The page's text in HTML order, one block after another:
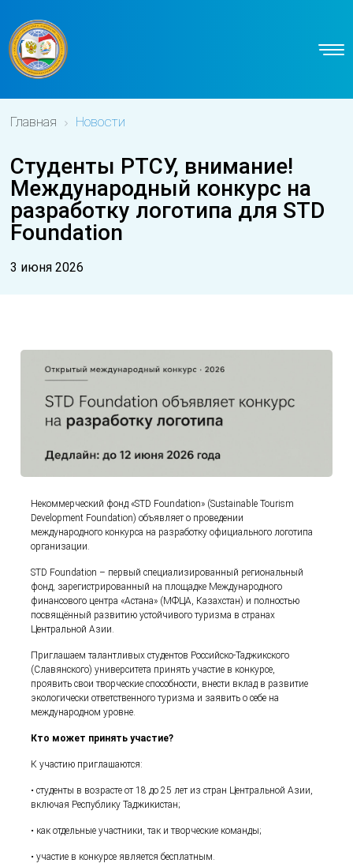
Главная Новости
Студенты РТСУ, внимание!
Международный конкурс на
разработку логотипа для STD
Foundation
3 июня 2026
Некоммерческий фонд «STD Foundation» (Sustainable Tourism
Development Foundation) объявляет о проведении
международного конкурса на разработку официального логотипа
организации.
STD Foundation – первый специализированный региональный
фонд, зарегистрированный на площадке Международного
финансового центра «Астана» (МФЦА, Казахстан) и полностью
посвящённый развитию устойчивого туризма в странах
Центральной Азии.
Приглашаем талантливых студентов Российско-Таджикского
(Славянского) университета принять участие в конкурсе,
проявить свои творческие способности, внести вклад в развитие
экологически ответственного туризма и заявить о себе на
международном уровне.
Кто может принять участие?
К участию приглашаются:
• студенты в возрасте от 18 до 25 лет из стран Центральной Азии,
включая Республику Таджикистан;
• как отдельные участники, так и творческие команды;
• участие в конкурсе является бесплатным.